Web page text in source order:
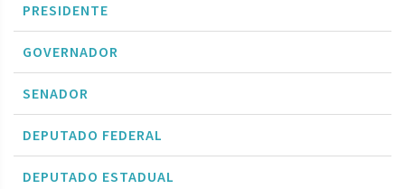
PRESIDENTE
GOVERNADOR
SENADOR
DEPUTADO FEDERAL
DEPUTADO ESTADUAL